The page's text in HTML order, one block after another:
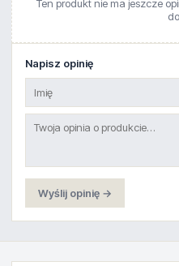
Ten produkt nie ma jeszcze
Napisz opinię
Wyślij opinię →